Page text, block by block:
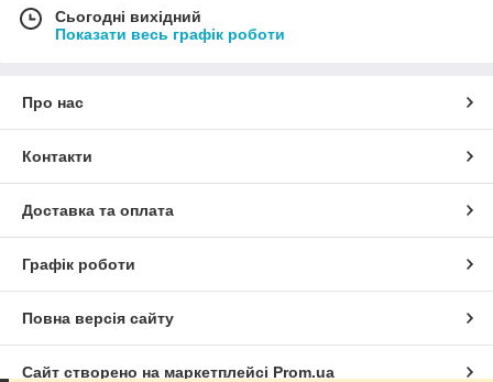
Сьогодні вихідний
Показати весь графік роботи
Про нас
Контакти
Доставка та оплата
Графік роботи
Повна версія сайту
Сайт створено на маркетплейсі Prom.ua